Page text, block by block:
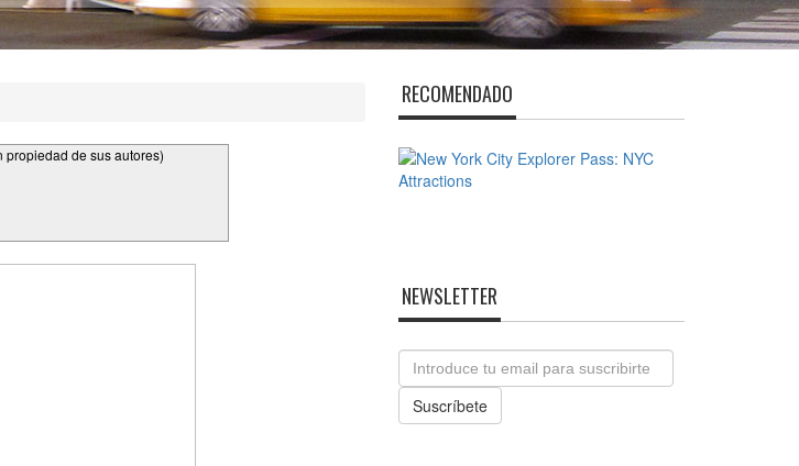
de sus autores)
RECOMENDADO
NEWSLETTER
Email
Suscríbete